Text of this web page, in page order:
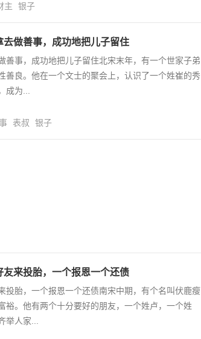
主 银子
做善事，成功地把儿子留住
善事，成功地把儿子留住北宋末年，有一个世家子弟
善良。他在一个文士的聚会上，认识了一个姓崔的秀
成为...
表叔 银子
来投胎，一个报恩一个还债
投胎，一个报恩一个还债南宋中期，有个名叫伏鹿瘦
裕。他有两个十分要好的朋友，一个姓卢，一个姓
举人家...